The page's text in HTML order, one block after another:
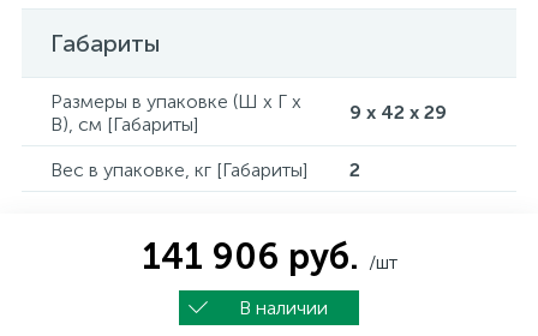
Габариты
Размеры в упаковке (Ш x Г x
В), см [Габариты]
9 x 42 x 29
Вес в упаковке, кг [Габариты] 2
141 906 руб. /шт
В наличии